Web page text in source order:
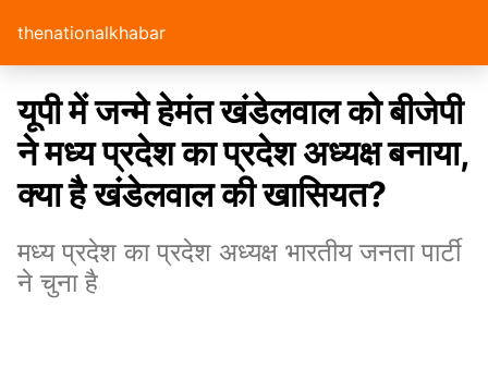
thenationalkhabar
यूपी में जन्मे हेमंत खंडेलवाल को बीजेपी
ने मध्य प्रदेश का प्रदेश अध्यक्ष बनाया,
क्या है खंडेलवाल की खासियत?
मध्य प्रदेश का प्रदेश अध्यक्ष भारतीय जनता पार्टी
ने चुना है